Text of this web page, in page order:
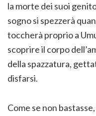
la morte dei suoi
sogno si spezzerà
toccherà proprio a
scoprire il corpo
della spazzatura,
disfarsi.
Come se non